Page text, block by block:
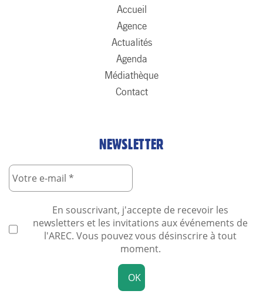
Accueil
Agence
Actualités
Agenda
Médiathèque
Contact
NEWSLETTER
En souscrivant, j'accepte de recevoir les
newsletters et les invitations aux événements de
l'AREC. Vous pouvez vous désinscrire à tout
moment.